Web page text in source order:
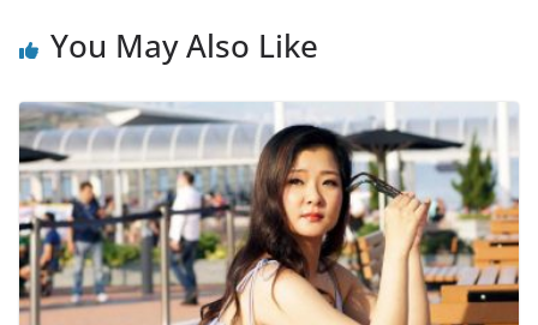
You May Also Like